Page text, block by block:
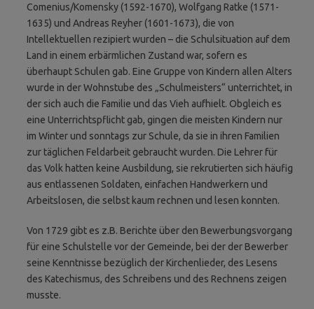
Comenius/Komensky (1592-1670), Wolfgang Ratke (1571-
1635) und Andreas Reyher (1601-1673), die von
Intellektuellen rezipiert wurden – die Schulsituation auf dem
Land in einem erbärmlichen Zustand war, sofern es
überhaupt Schulen gab. Eine Gruppe von Kindern allen Alters
wurde in der Wohnstube des „Schulmeisters“ unterrichtet, in
der sich auch die Familie und das Vieh aufhielt. Obgleich es
eine Unterrichtspflicht gab, gingen die meisten Kindern nur
im Winter und sonntags zur Schule, da sie in ihren Familien
zur täglichen Feldarbeit gebraucht wurden. Die Lehrer für
das Volk hatten keine Ausbildung, sie rekrutierten sich häufig
aus entlassenen Soldaten, einfachen Handwerkern und
Arbeitslosen, die selbst kaum rechnen und lesen konnten.
Von 1729 gibt es z.B. Berichte über den Bewerbungsvorgang
für eine Schulstelle vor der Gemeinde, bei der der Bewerber
seine Kenntnisse bezüglich der Kirchenlieder, des Lesens
des Katechismus, des Schreibens und des Rechnens zeigen
musste.